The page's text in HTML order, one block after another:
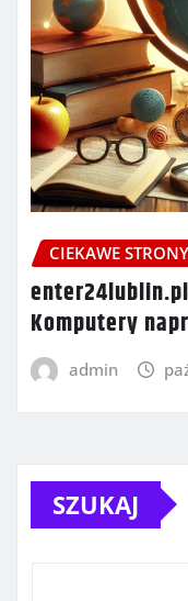
CIEKAWE STRONY
Komputery
admin
SZUKAJ